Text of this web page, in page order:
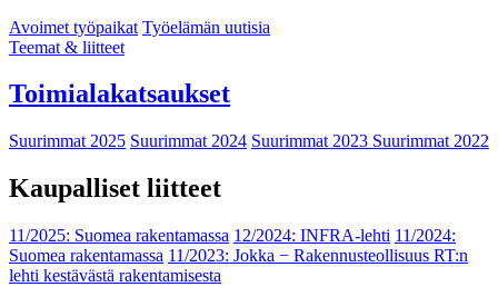
Avoimet työpaikat Työelämän uutisia
Teemat & liitteet
Toimialakatsaukset
Suurimmat 2025 Suurimmat 2024 Suurimmat 2023 Suurimmat 2022
Kaupalliset liitteet
11/2025: Suomea rakentamassa 12/2024: INFRA-lehti 11/2024:
Suomea rakentamassa 11/2023: Jokka − Rakennusteollisuus RT:n
lehti kestävästä rakentamisesta